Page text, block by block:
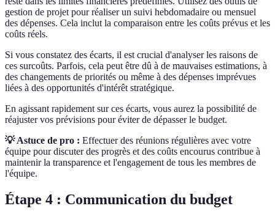
gestion de projet pour réaliser un suivi hebdomadaire ou mensuel
des dépenses. Cela inclut la comparaison entre les coûts prévus et les
coûts réels.
Si vous constatez des écarts, il est crucial d'analyser les raisons de
ces surcoûts. Parfois, cela peut être dû à de mauvaises estimations, à
des changements de priorités ou même à des dépenses imprévues
liées à des opportunités d'intérêt stratégique.
En agissant rapidement sur ces écarts, vous aurez la possibilité de
réajuster vos prévisions pour éviter de dépasser le budget.
💡 Astuce de pro : Effectuer des réunions régulières avec votre
équipe pour discuter des progrès et des coûts encourus contribue à
maintenir la transparence et l'engagement de tous les membres de
l'équipe.
Étape 4 : Communication du budget